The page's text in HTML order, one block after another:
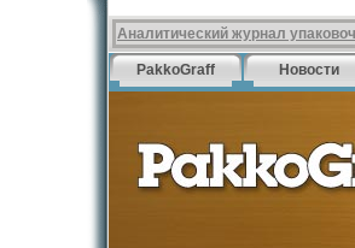
Аналитический журнал
PakkoGraff Новости